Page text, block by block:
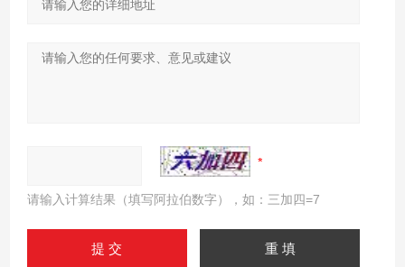
请输入计算结果（填写阿拉伯数字），如：三加四=7